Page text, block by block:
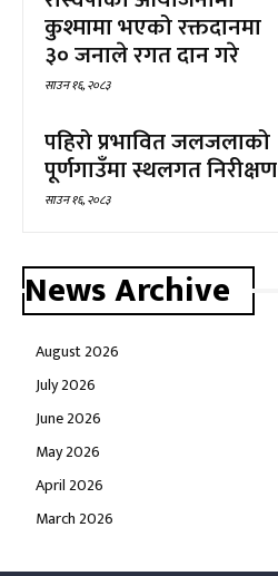
कुश्मामा भएको रक्तदानमा
३० जनाले रगत दान गरे
साउन १६, २०८३
पहिरो प्रभावित जलजलाको
पूर्णगाउँमा स्थलगत निरीक्षण
साउन १६, २०८३
News Archive
August 2026
July 2026
June 2026
May 2026
April 2026
March 2026